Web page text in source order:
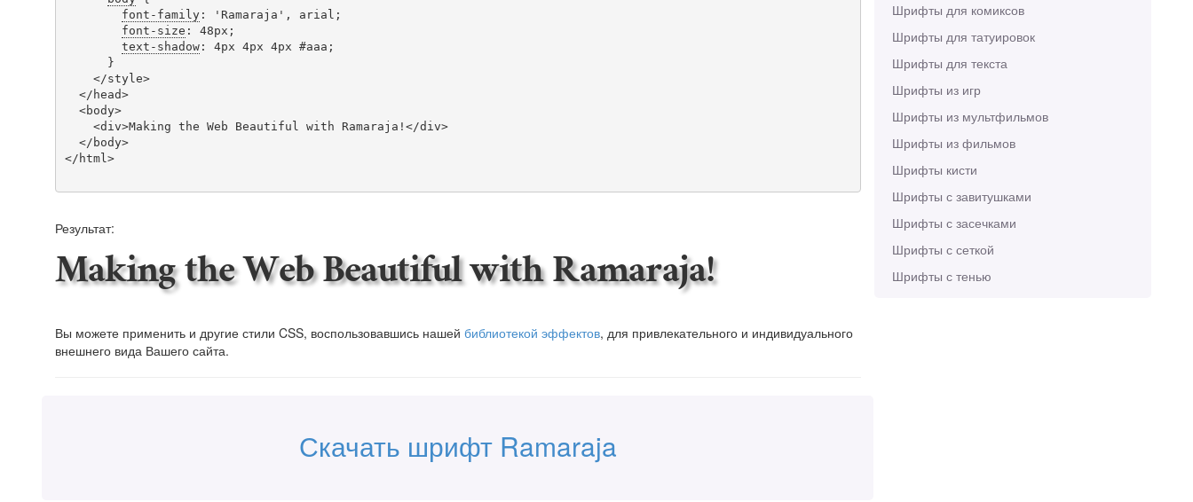
Шрифты для комиксов
Шрифты для татуировок
Шрифты для текста
Шрифты из игр
Шрифты из мультфильмов
Шрифты из фильмов
Шрифты кисти
Шрифты с завитушками
Шрифты с засечками
Шрифты с сеткой
Шрифты с тенью
font-family: 'Ramaraja', arial;
font-size : 48px;
text-shadow: 4px 4px 4px #aaa;
</html>
Результат:
Making the Web Beautiful with Ramaraja!
Вы можете применить и другие стили CSS, воспользовавшись нашей библиотекой эффектов, для привлекательного и индивидуального
внешнего вида Вашего сайта.
Скачать шрифт Ramaraja